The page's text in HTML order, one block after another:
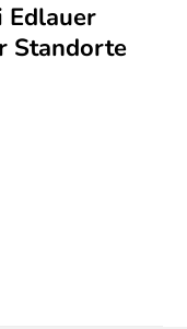
Edlauer
Standorte